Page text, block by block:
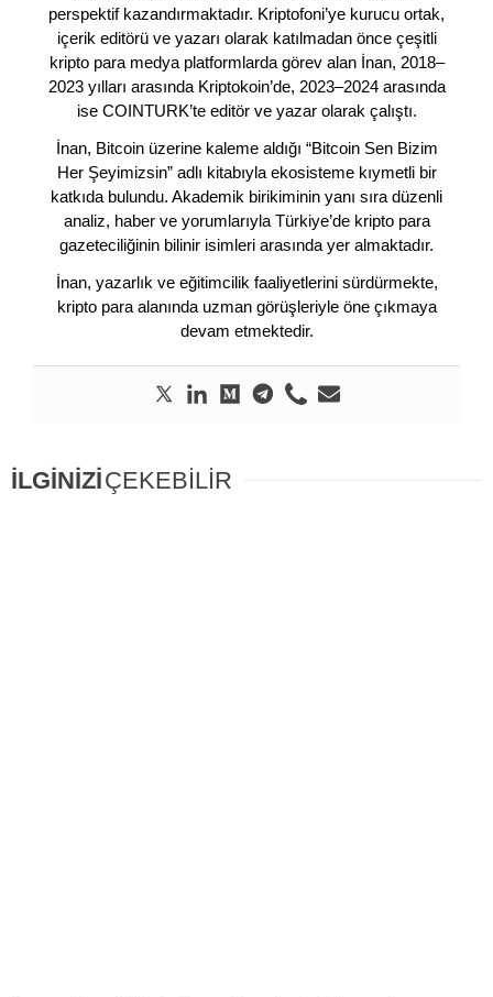
perspektif kazandırmaktadır. Kriptofoni’ye kurucu ortak,
içerik editörü ve yazarı olarak katılmadan önce çeşitli
kripto para medya platformlarda görev alan İnan, 2018–
2023 yılları arasında Kriptokoin’de, 2023–2024 arasında
ise COINTURK’te editör ve yazar olarak çalıştı.
İnan, Bitcoin üzerine kaleme aldığı “Bitcoin Sen Bizim
Her Şeyimizsin” adlı kitabıyla ekosisteme kıymetli bir
katkıda bulundu. Akademik birikiminin yanı sıra düzenli
analiz, haber ve yorumlarıyla Türkiye’de kripto para
gazeteciliğinin bilinir isimleri arasında yer almaktadır.
İnan, yazarlık ve eğitimcilik faaliyetlerini sürdürmekte,
kripto para alanında uzman görüşleriyle öne çıkmaya
devam etmektedir.
İLGİNİZİÇEKEBİLİR